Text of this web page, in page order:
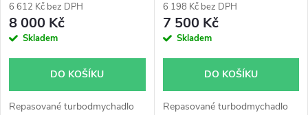
6 612 Kč bez DPH
8 000 Kč
Skladem
DO KOŠÍKU
Repasované turbodmychadlo
6 198 Kč bez DPH
7 500 Kč
Skladem
DO KOŠÍKU
Repasované turbodmychadlo